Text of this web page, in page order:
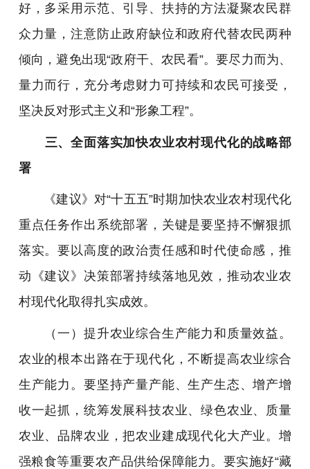
好，多采用示范、引导、扶持的方法凝聚农民群
众力量，注意防止政府缺位和政府代替农民两种
倾向，避免出现“政府干、农民看”。要尽力而为、
量力而行，充分考虑财力可持续和农民可接受，
坚决反对形式主义和“形象工程”。
三、全面落实加快农业农村现代化的战略部
署
《建议》对“十五五”时期加快农业农村现代化
重点任务作出系统部署，关键是要坚持不懈狠抓
落实。要以高度的政治责任感和时代使命感，推
动《建议》决策部署持续落地见效，推动农业农
村现代化取得扎实成效。
（一）提升农业综合生产能力和质量效益。
农业的根本出路在于现代化，不断提高农业综合
生产能力。要坚持产量产能、生产生态、增产增
收一起抓，统筹发展科技农业、绿色农业、质量
农业、品牌农业，把农业建成现代化大产业。增
强粮食等重要农产品供给保障能力。要实施好“藏